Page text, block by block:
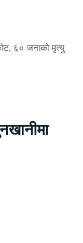
६० जनाको मृत्यु